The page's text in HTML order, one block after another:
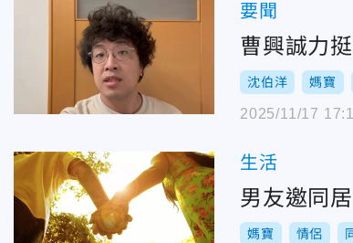
要聞
曹興誠力
沈伯洋 媽寶
2025/11/17
生活
男友邀同
媽寶 情侶